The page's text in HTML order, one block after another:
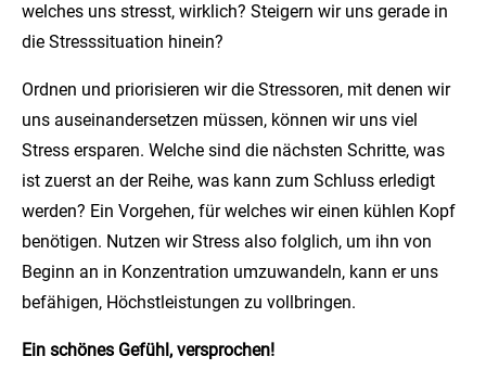
welches uns stresst, wirklich? Steigern wir uns gerade in
die Stresssituation hinein?
Ordnen und priorisieren wir die Stressoren, mit denen wir
uns auseinandersetzen müssen, können wir uns viel
Stress ersparen. Welche sind die nächsten Schritte, was
ist zuerst an der Reihe, was kann zum Schluss erledigt
werden? Ein Vorgehen, für welches wir einen kühlen Kopf
benötigen. Nutzen wir Stress also folglich, um ihn von
Beginn an in Konzentration umzuwandeln, kann er uns
befähigen, Höchstleistungen zu vollbringen.
Ein schönes Gefühl, versprochen!